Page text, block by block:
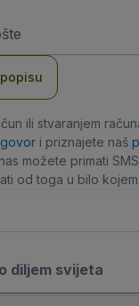
ili stvaranjem
i priznajete naš
možete primati
od toga u bilo
diljem svijeta